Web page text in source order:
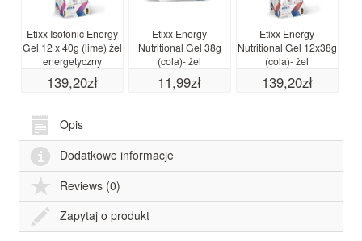
Etixx Isotonic Energy
Gel 12 x 40g (lime) żel
energetyczny
139,20zł
Etixx Energy
Nutritional Gel 38g
(cola)- żel
energetyczny
11,99zł
Etixx Energy
Nutritional Gel 12x38g
(cola)- żel
energetyczny
139,20zł
Opis
Dodatkowe informacje
Reviews (0)
Zapytaj o produkt